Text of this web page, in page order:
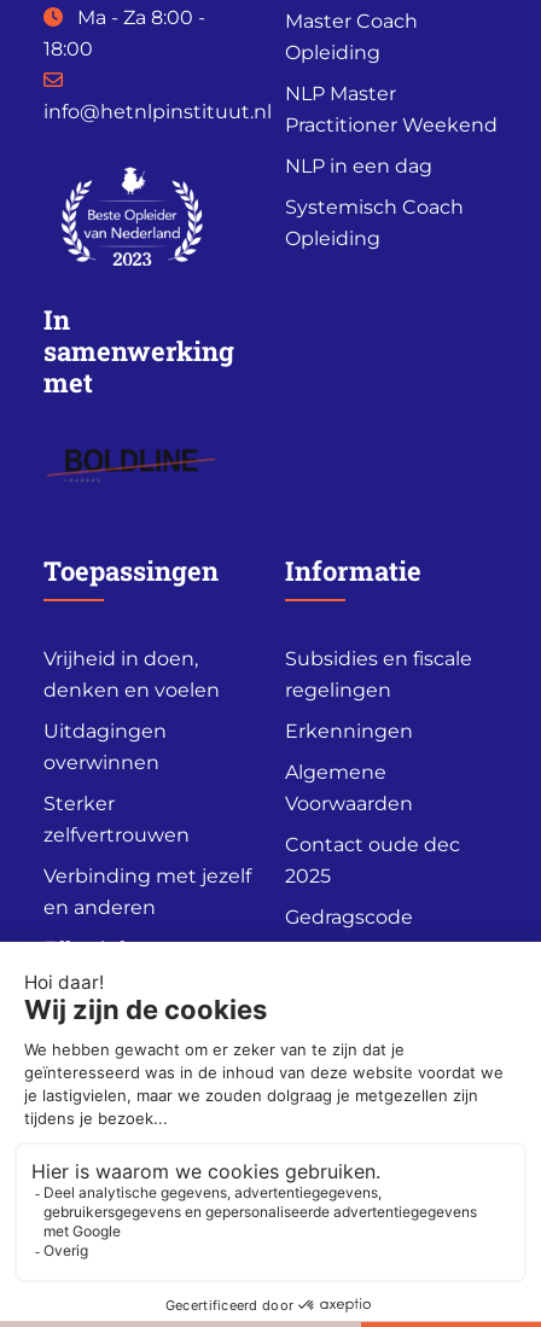
Ma - Za 8:00 -
18:00
info@hetnlpinstituut.nl
In
samenwerking
met
Master Coach
Opleiding
NLP Master
Practitioner Weekend
NLP in een dag
Systemisch Coach
Opleiding
Toepassingen
Vrijheid in doen,
denken en voelen
Uitdagingen
overwinnen
Sterker
zelfvertrouwen
Verbinding met jezelf
en anderen
Effectief
communiceren
Informatie
Subsidies en fiscale
regelingen
Erkenningen
Algemene
Voorwaarden
Contact oude dec
2025
Gedragscode
Socials